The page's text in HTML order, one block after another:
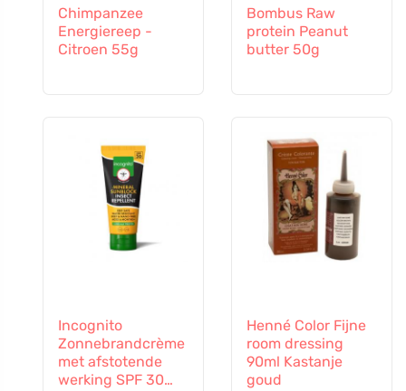
Chimpanzee
Energiereep -
Citroen 55g
Bombus Raw
protein Peanut
butter 50g
Incognito
Zonnebrandcrème
met afstotende
werking SPF 30
Henné Color Fijne
room dressing
90ml Kastanje
goud